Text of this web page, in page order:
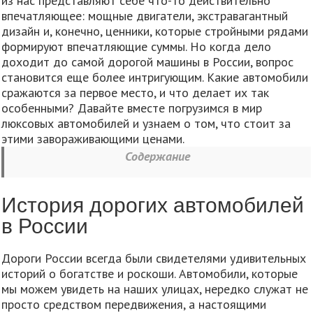
впечатляющее: мощные двигатели, экстравагантный
дизайн и, конечно, ценники, которые стройными рядами
формируют впечатляющие суммы. Но когда дело
доходит до самой дорогой машины в России, вопрос
становится еще более интригующим. Какие автомобили
сражаются за первое место, и что делает их так
особенными? Давайте вместе погрузимся в мир
люксовых автомобилей и узнаем о том, что стоит за
этими завораживающими ценами.
Содержание
История дорогих автомобилей
в России
Дороги России всегда были свидетелями удивительных
историй о богатстве и роскоши. Автомобили, которые
мы можем увидеть на наших улицах, нередко служат не
просто средством передвижения, а настоящими